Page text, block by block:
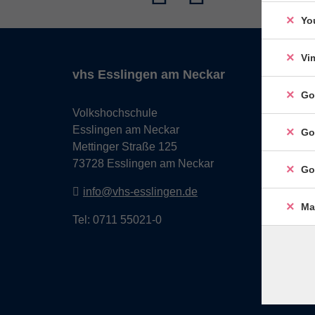
vhs Esslingen am Neckar
Volkshochschule
Esslingen am Neckar
Mettinger Straße 125
73728 Esslingen am Neckar
info@vhs-esslingen.de
Tel: 0711 55021-0